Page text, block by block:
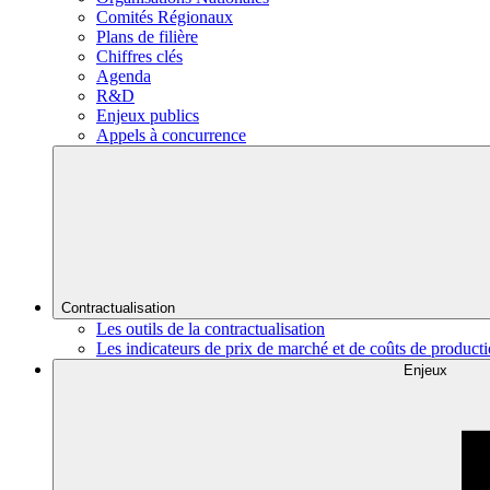
Comités Régionaux
Plans de filière
Chiffres clés
Agenda
R&D
Enjeux publics
Appels à concurrence
Contractualisation
Les outils de la contractualisation
Les indicateurs de prix de marché et de coûts de
Enjeux